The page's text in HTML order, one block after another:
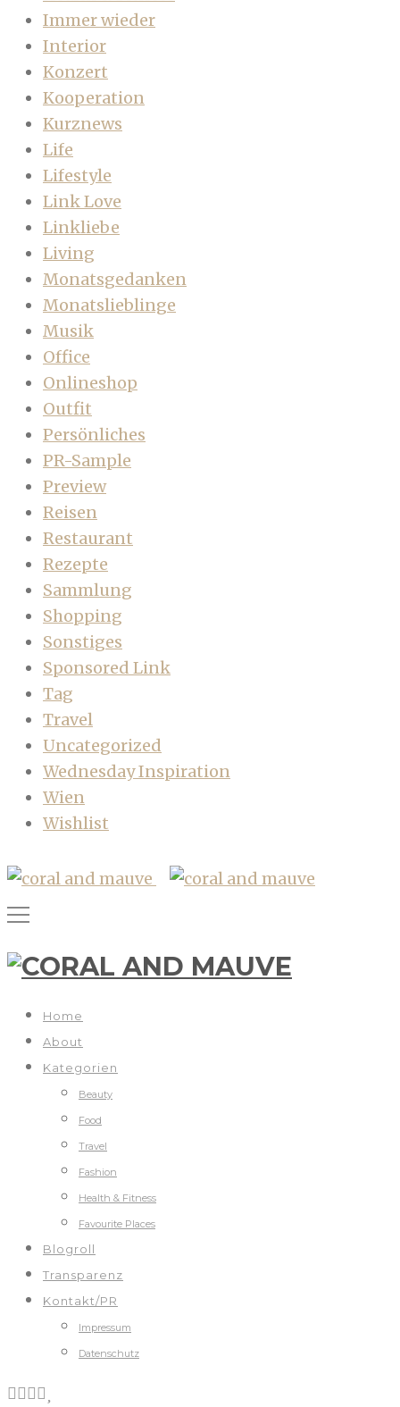
Immer wieder
Interior
Konzert
Kooperation
Kurznews
Life
Lifestyle
Link Love
Linkliebe
Living
Monatsgedanken
Monatslieblinge
Musik
Office
Onlineshop
Outfit
Persönliches
PR-Sample
Preview
Reisen
Restaurant
Rezepte
Sammlung
Shopping
Sonstiges
Sponsored Link
Tag
Travel
Uncategorized
Wednesday Inspiration
Wien
Wishlist
Home
About
Kategorien
Beauty
Food
Travel
Fashion
Health & Fitness
Favourite Places
Blogroll
Transparenz
Kontakt/PR
Impressum
Datenschutz